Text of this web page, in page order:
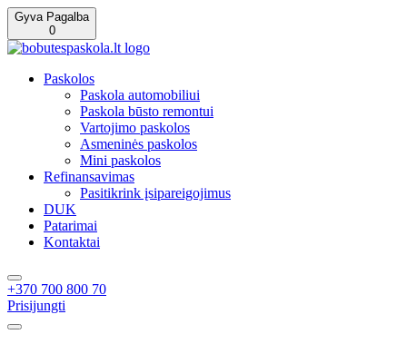
Gyva Pagalba
0
Paskolos
Paskola automobiliui
Paskola būsto remontui
Vartojimo paskolos
Asmeninės paskolos
Mini paskolos
Refinansavimas
Pasitikrink įsipareigojimus
DUK
Patarimai
Kontaktai
+370 700 800 70
Prisijungti